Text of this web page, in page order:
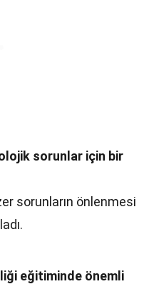
sorunlar için bir
sorunların önlenmesi
eğitiminde önemli